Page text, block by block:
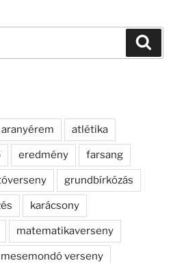
aranyérem atlétika
eredmény farsang
grundbírkózás
karácsony
matematikaverseny
mesemondó verseny